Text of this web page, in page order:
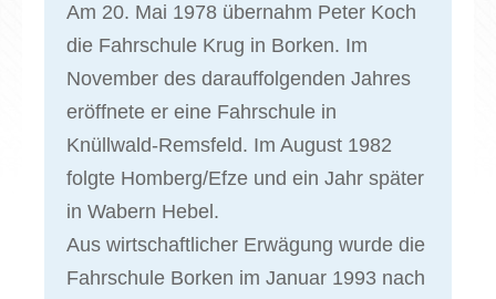
Am 20. Mai 1978 übernahm Peter Koch
die Fahrschule Krug in Borken. Im
November des darauffolgenden Jahres
eröffnete er eine Fahrschule in
Knüllwald-Remsfeld. Im August 1982
folgte Homberg/Efze und ein Jahr später
in Wabern Hebel.
Aus wirtschaftlicher Erwägung wurde die
Fahrschule Borken im Januar 1993 nach